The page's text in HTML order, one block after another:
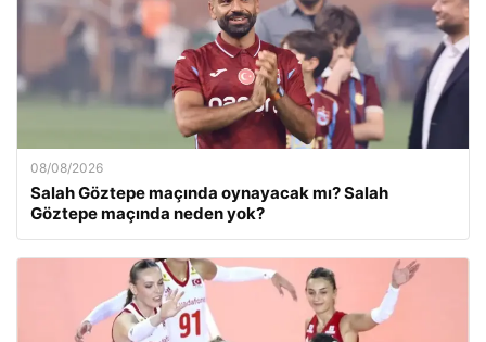
08/08/2026
Salah Göztepe maçında oynayacak mı? Salah
Göztepe maçında neden yok?